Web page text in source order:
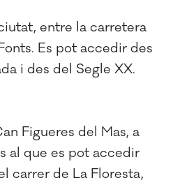
entre la carretera
Es pot accedir des
i des del Segle XX.
Figueres del Mas, a
al que es pot accedir
carrer de La Floresta,